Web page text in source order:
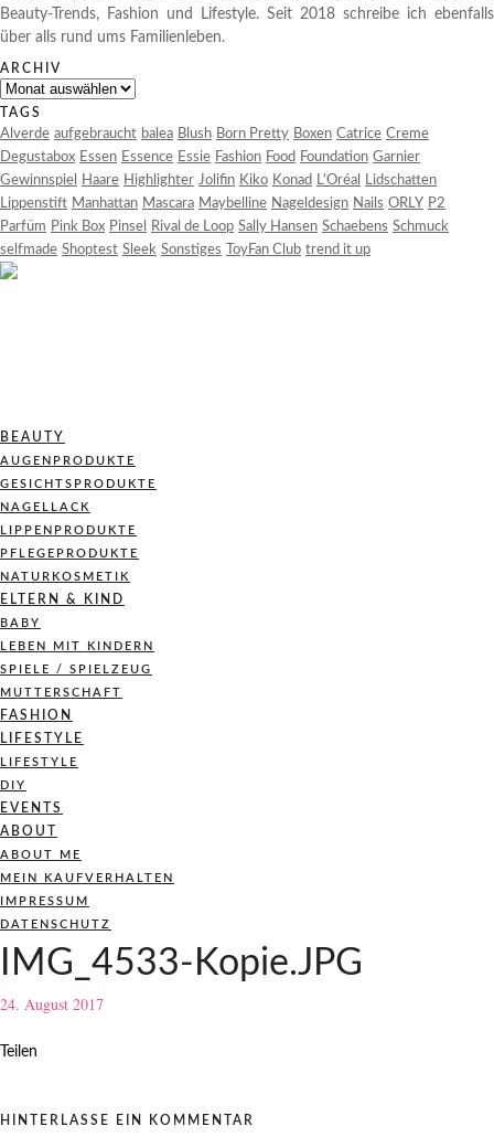
Beauty-Trends, Fashion und Lifestyle. Seit 2018 schreibe ich ebenfalls
über alls rund ums Familienleben.
ARCHIV
Archiv
TAGS
Alverde aufgebraucht balea Blush Born Pretty Boxen Catrice Creme
Degustabox Essen Essence Essie Fashion Food Foundation Garnier
Gewinnspiel
Haare Highlighter Jolifin Kiko Konad L'Oréal
Lidschatten
Lippenstift Manhattan Mascara Maybelline Nageldesign Nails ORLY P2
Parfüm Pink Box Pinsel Rival de Loop Sally Hansen Schaebens Schmuck
selfmade Shoptest Sleek Sonstiges ToyFan Club trend it up
BEAUTY
AUGENPRODUKTE
GESICHTSPRODUKTE
NAGELLACK
LIPPENPRODUKTE
PFLEGEPRODUKTE
NATURKOSMETIK
ELTERN & KIND
BABY
LEBEN MIT KINDERN
SPIELE / SPIELZEUG
MUTTERSCHAFT
FASHION
LIFESTYLE
LIFESTYLE
DIY
EVENTS
ABOUT
ABOUT ME
MEIN KAUFVERHALTEN
IMPRESSUM
DATENSCHUTZ
IMG_4533-Kopie.JPG
24. August 2017
Teilen
HINTERLASSE EIN KOMMENTAR